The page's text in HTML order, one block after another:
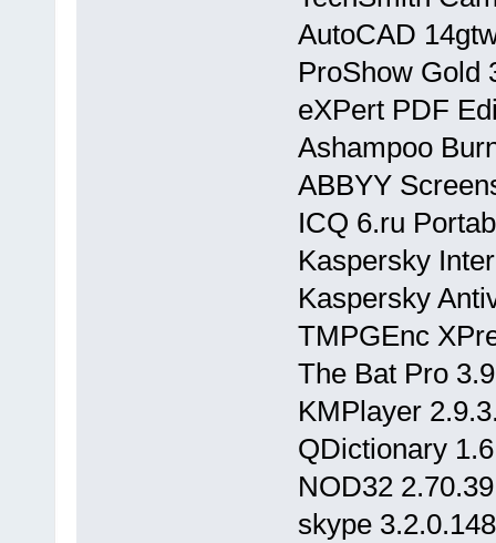
AutoCAD
ProShow Gold
eXPert PDF
Ashampoo
ABBYY
ICQ 6.ru
Kaspersky
Kaspersky
TMPGEnc
The Bat Pro
KMPlayer
QDictionary
NOD32
skype 3.2.0.148